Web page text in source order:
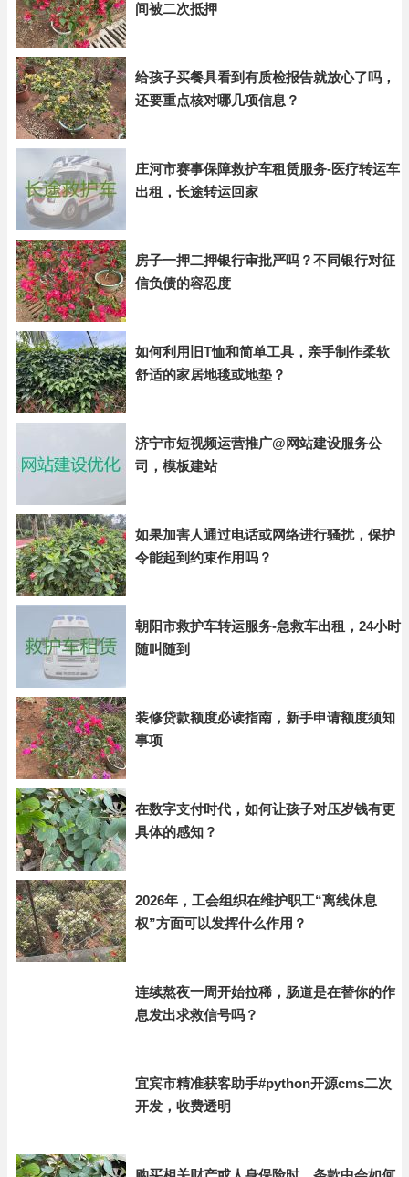
间被二次抵押
给孩子买餐具看到有质检报告就放心了吗，
还要重点核对哪几项信息？
庄河市赛事保障救护车租赁服务-医疗转运车
出租，长途转运回家
房子一押二押银行审批严吗？不同银行对征
信负债的容忍度
如何利用旧T恤和简单工具，亲手制作柔软
舒适的家居地毯或地垫？
济宁市短视频运营推广@网站建设服务公
司，模板建站
如果加害人通过电话或网络进行骚扰，保护
令能起到约束作用吗？
朝阳市救护车转运服务-急救车出租，24小时
随叫随到
装修贷款额度必读指南，新手申请额度须知
事项
在数字支付时代，如何让孩子对压岁钱有更
具体的感知？
2026年，工会组织在维护职工“离线休息
权”方面可以发挥什么作用？
连续熬夜一周开始拉稀，肠道是在替你的作
息发出求救信号吗？
宜宾市精准获客助手#python开源cms二次
开发，收费透明